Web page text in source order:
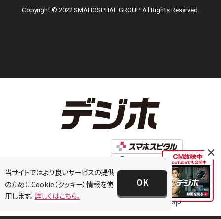
Copyright © 2022 SMAHOSPITAL GROUP All Rights Reserved.
×
当サイトではより良いサービスの提供
のためにCookie（クッキー）情報を使
用します。 詳しくはこちら。
OK